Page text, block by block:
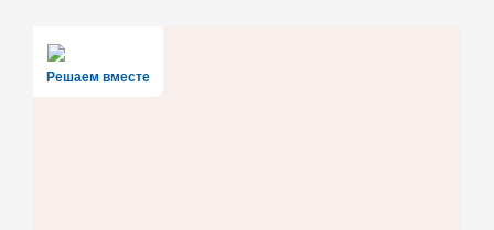
Решаем вместе